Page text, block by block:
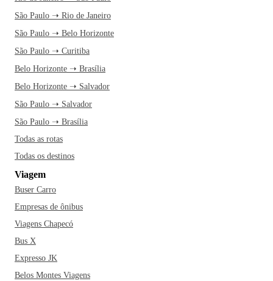
São Paulo ➝ Rio de Janeiro
São Paulo ➝ Belo Horizonte
São Paulo ➝ Curitiba
Belo Horizonte ➝ Brasília
Belo Horizonte ➝ Salvador
São Paulo ➝ Salvador
São Paulo ➝ Brasília
Todas as rotas
Todas os destinos
Viagem
Buser Carro
Empresas de ônibus
Viagens Chapecó
Bus X
Expresso JK
Belos Montes Viagens